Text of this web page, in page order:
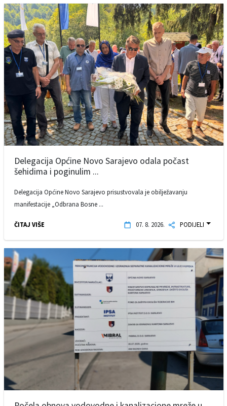
Delegacija Općine Novo Sarajevo odala počast
šehidima i poginulim ...
Delegacija Općine Novo Sarajevo prisustvovala je obilježavanju
manifestacije „Odbrana Bosne ...
ČITAJ VIŠE 07. 8. 2026. PODIJELI